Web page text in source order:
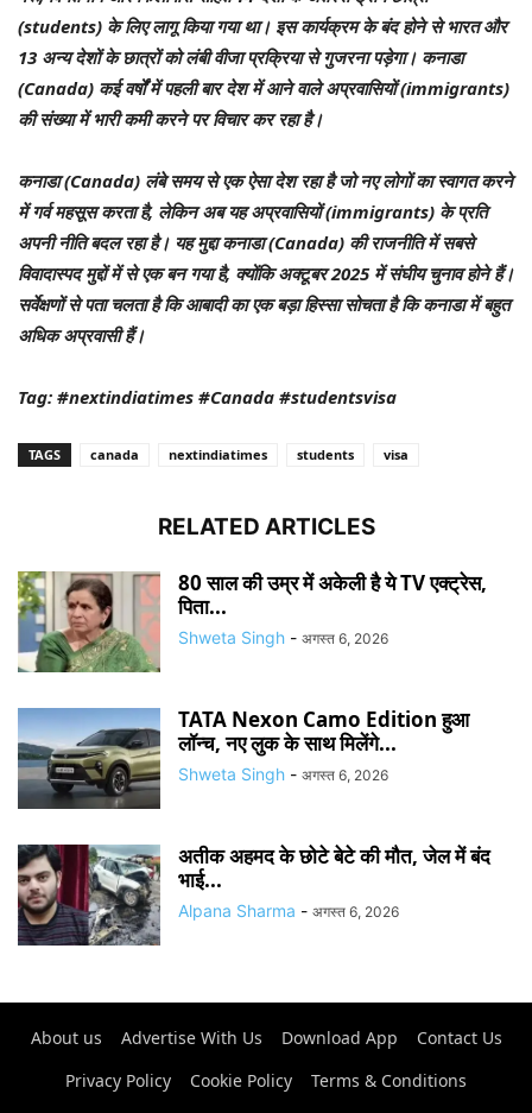
(students) के लिए लागू किया गया था। इस कार्यक्रम के बंद होने से भारत और
13 अन्य देशों के छात्रों को लंबी वीजा प्रक्रिया से गुजरना पड़ेगा। कनाडा
(Canada) कई वर्षों में पहली बार देश में आने वाले अप्रवासियों (immigrants)
की संख्या में भारी कमी करने पर विचार कर रहा है।
कनाडा (Canada) लंबे समय से एक ऐसा देश रहा है जो नए लोगों का स्वागत करने
में गर्व महसूस करता है, लेकिन अब यह अप्रवासियों (immigrants) के प्रति
अपनी नीति बदल रहा है। यह मुद्दा कनाडा (Canada) की राजनीति में सबसे
विवादास्पद मुद्दों में से एक बन गया है, क्योंकि अक्टूबर 2025 में संघीय चुनाव होने हैं।
सर्वेक्षणों से पता चलता है कि आबादी का एक बड़ा हिस्सा सोचता है कि कनाडा में बहुत
अधिक अप्रवासी हैं।
Tag: #nextindiatimes #Canada #studentsvisa
TAGS canada nextindiatimes students visa
RELATED ARTICLES
80 साल की उम्र में अकेली है ये TV एक्ट्रेस,
पिता...
Shweta Singh - अगस्त 6, 2026
TATA Nexon Camo Edition हुआ
लॉन्च, नए लुक के साथ मिलेंगे...
Shweta Singh - अगस्त 6, 2026
अतीक अहमद के छोटे बेटे की मौत, जेल में बंद
भाई...
Alpana Sharma - अगस्त 6, 2026
About us Advertise With Us Download App
Contact Us
Privacy Policy
Cookie Policy Terms & Conditions